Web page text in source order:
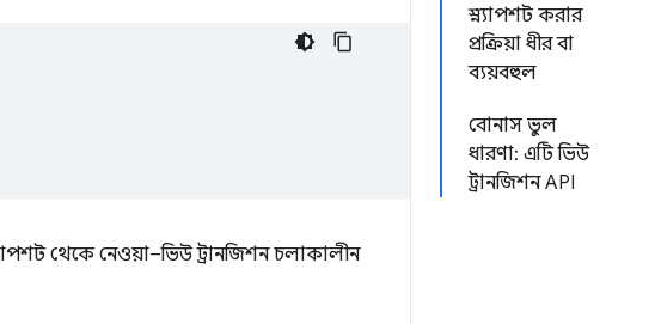
স্ন্যাপশট করার
প্রক্রিয়া ধীর বা
ব্যয়বহুল
বোনাস ভুল
ধারণা: এটি ভিউ
ট্রানজিশন API
থেকে নেওয়া–ভিউ ট্রানজিশন চলাকালীন